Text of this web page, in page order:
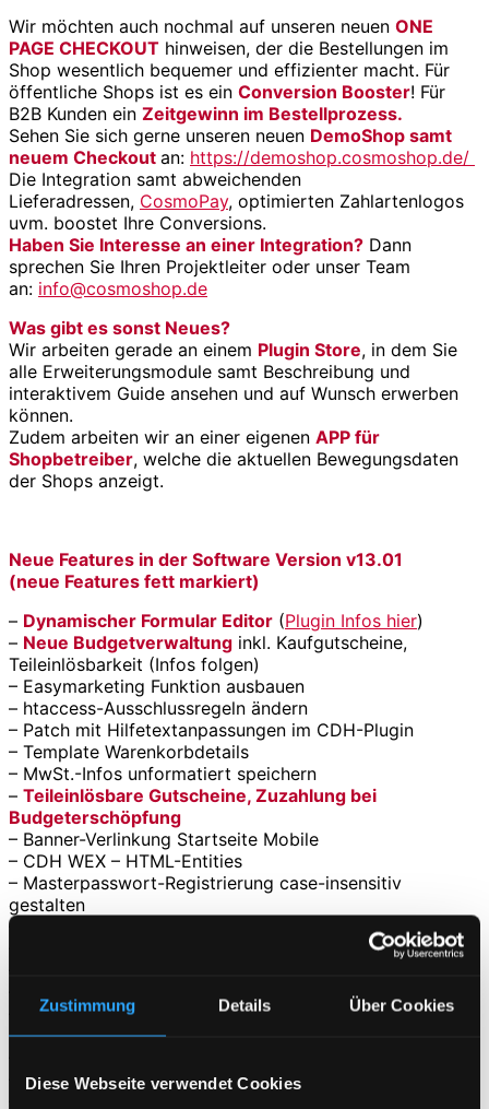
Zustimmung Details Über Cookies
Diese Webseite verwendet Cookies
Wir möchten auch nochmal auf unseren neuen ONE
PAGE CHECKOUT hinweisen, der die Bestellungen im
Shop wesentlich bequemer und effizienter macht. Für
öffentliche Shops ist es ein Conversion Booster! Für
B2B Kunden ein Zeitgewinn im Bestellprozess.
Sehen Sie sich gerne unseren neuen DemoShop samt
neuem Checkout an: https://demoshop.cosmoshop.de/
Die Integration samt abweichenden
Lieferadressen, CosmoPay, optimierten Zahlartenlogos
uvm. boostet Ihre Conversions.
Haben Sie Interesse an einer Integration? Dann
sprechen Sie Ihren Projektleiter oder unser Team
an: info@cosmoshop.de
Was gibt es sonst Neues?
Wir arbeiten gerade an einem Plugin Store, in dem Sie
alle Erweiterungsmodule samt Beschreibung und
interaktivem Guide ansehen und auf Wunsch erwerben
können.
Zudem arbeiten wir an einer eigenen APP für
Shopbetreiber, welche die aktuellen Bewegungsdaten
der Shops anzeigt.
Neue Features in der Software Version v13.01
(neue Features fett markiert)
– Dynamischer Formular Editor (Plugin Infos hier)
– Neue Budgetverwaltung inkl. Kaufgutscheine,
Teileinlösbarkeit (Infos folgen)
– Easymarketing Funktion ausbauen
– htaccess-Ausschlussregeln ändern
– Patch mit Hilfetextanpassungen im CDH-Plugin
– Template Warenkorbdetails
– MwSt.-Infos unformatiert speichern
– Teileinlösbare Gutscheine, Zuzahlung bei
Budgeterschöpfung
– Banner-Verlinkung Startseite Mobile
– CDH WEX – HTML-Entities
– Masterpasswort-Registrierung case-insensitiv
gestalten
– Template-Verbesserung Kostenstellenfeld
– Bugfix: Fehler bei Sprachumschaltung im Backend
– Artikelvarianten-Eingabe mit Ereignissen erweitern
– Bestandswarnmail – Anpassung FROM